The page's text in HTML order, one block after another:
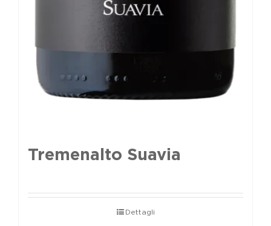
Tremenalto Suavia
Dettagli